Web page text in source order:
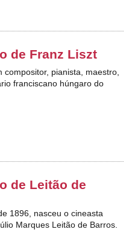
de Franz Liszt
compositor, pianista, maestro,
franciscano húngaro do
de Leitão de
1896, nasceu o cineasta
Marques Leitão de Barros.